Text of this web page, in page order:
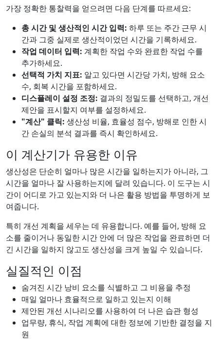
가장 정확한 통찰력을 얻으려면 다음 단계를 따르세요:
총 시간 및 생산적인 시간 입력: 하루 또는 주간 근무 시
간과 그중 실제로 생산적이었던 시간을 기록하세요.
작업 데이터 입력: 계획한 작업 수와 완료한 작업 수를
추가하세요.
선택적 가치 지표: 알고 있다면 시간당 가치, 방해 요소
수, 회복 시간을 포함하세요.
디스플레이 설정 조정: 결과의 정밀도를 선택하고, 개선
제안을 표시할지 여부를 설정하세요.
"계산" 클릭: 생산성 비율, 효율성 점수, 방해로 인한 시
간 손실의 분석 결과를 즉시 확인하세요.
이 계산기가 유용한 이유
생산성은 단순히 얼마나 많은 시간을 일하는지가 아니라, 그
시간을 얼마나 잘 사용하는지에 달려 있습니다. 이 도구는 시
간이 어디로 가고 있는지와 더 나은 활용 방법을 투명하게 보
여줍니다.
특히 개선 계획을 세우는 데 유용합니다. 예를 들어, 방해 요
소를 줄이거나 동일한 시간 안에 더 많은 작업을 완료하면 더
긴 시간을 일하지 않고도 생산성을 크게 높일 수 있습니다.
실질적인 이점
숨겨진 시간 낭비 요소를 식별하고 그 비용을 추정
매일 얼마나 효율적으로 일하고 있는지 이해
제안된 개선 시나리오를 사용하여 더 나은 습관 형성
업무량, 휴식, 작업 계획에 대한 정보에 기반한 결정을 지
원